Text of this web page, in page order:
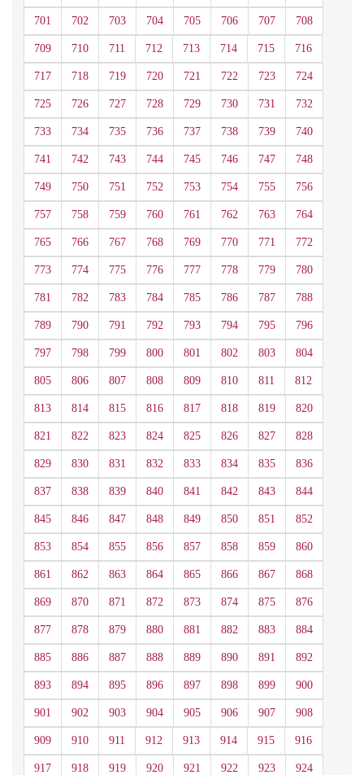
701 702 703 704 705 706 707 708
709 710 711 712 713 714 715 716
717 718 719 720 721 722 723 724
725 726 727 728 729 730 731 732
733 734 735 736 737 738 739 740
741 742 743 744 745 746 747 748
749 750 751 752 753 754 755 756
757 758 759 760 761 762 763 764
765 766 767 768 769 770 771 772
773 774 775 776 777 778 779 780
781 782 783 784 785 786 787 788
789 790 791 792 793 794 795 796
797 798 799 800 801 802 803 804
805 806 807 808 809 810 811 812
813 814 815 816 817 818 819 820
821 822 823 824 825 826 827 828
829 830 831 832 833 834 835 836
837 838 839 840 841 842 843 844
845 846 847 848 849 850 851 852
853 854 855 856 857 858 859 860
861 862 863 864 865 866 867 868
869 870 871 872 873 874 875 876
877 878 879 880 881 882 883 884
885 886 887 888 889 890 891 892
893 894 895 896 897 898 899 900
901 902 903 904 905 906 907 908
909 910 911 912 913 914 915 916
917 918 919 920 921 922 923 924